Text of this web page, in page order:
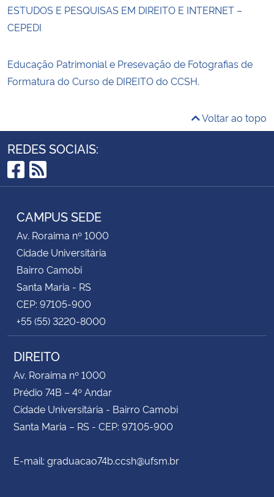
ESTUDOS E PESQUISAS EM DIREITO E INTERNET –
CEPEDI
Educação Patrimonial e Presevação de Fotografias de
Formatura do Curso de DIREITO do CCSH.
Voltar ao topo
REDES SOCIAIS:
Facebook
RSS
CAMPUS SEDE
Av. Roraima nº 1000
Cidade Universitária
Bairro Camobi
Santa Maria - RS
CEP: 97105-900
+55 (55) 3220-8000
DIREITO
Av. Roraima nº 1000
Prédio 74B – 4º Andar
Cidade Universitária - Bairro Camobi
Santa Maria – RS - CEP: 97105-900
E-mail: graduacao74b.ccsh@ufsm.br